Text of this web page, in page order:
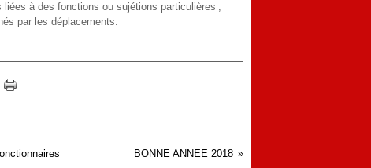
à des fonctions ou sujétions particulières ;
par les déplacements.
BONNE ANNEE 2018